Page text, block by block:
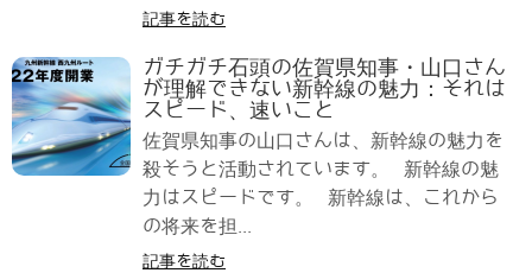
記事を読む
ガチガチ石頭の佐賀県知事・山口さん
が理解できない新幹線の魅力：それは
スピード、速いこと
佐賀県知事の山口さんは、新幹線の魅力を
殺そうと活動されています。 新幹線の魅
力はスピードです。 新幹線は、これから
の将来を担...
記事を読む